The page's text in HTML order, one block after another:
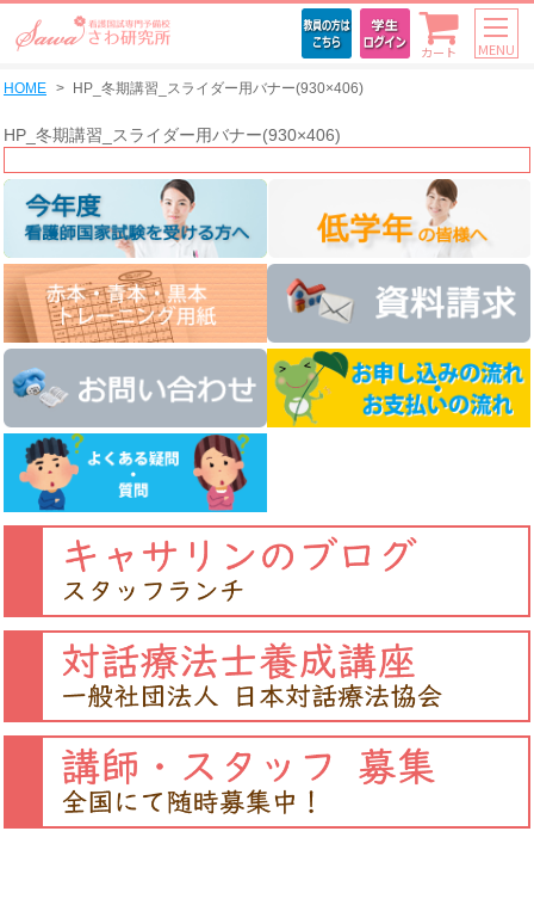
カート MENU
HOME HP_冬期講習_スライダー用バナー(930×406)
HP_冬期講習_スライダー用バナー(930×406)